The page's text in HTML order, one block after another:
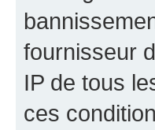
fournisseur
IP de tous
ces